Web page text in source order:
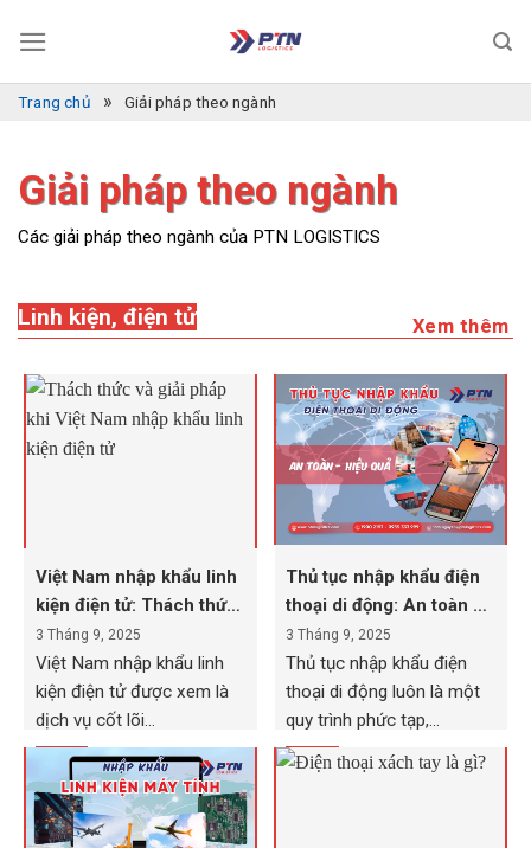
qua
dungTrang chủ » Giải pháp theo ngành
Giải pháp theo ngành
Các giải pháp theo ngành của PTN LOGISTICS
Linh kiện, điện tử Xem thêm
Việt Nam nhập khẩu linh
kiện điện tử: Thách thức
– Giải pháp
3 Tháng 9, 2025
Việt Nam nhập khẩu linh
kiện điện tử được xem là
dịch vụ cốt lõi...
Thủ tục nhập khẩu điện
thoại di động: An toàn và
hiệu quả
3 Tháng 9, 2025
Thủ tục nhập khẩu điện
thoại di động luôn là một
quy trình phức tạp,...